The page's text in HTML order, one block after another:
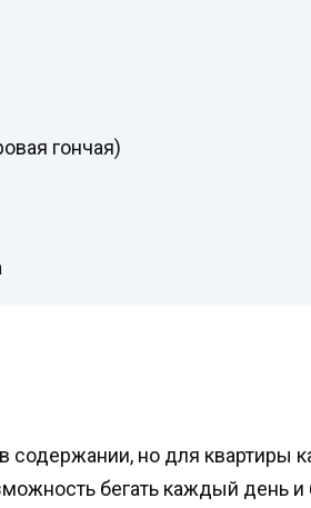
гончая)
но для квартиры
бегать каждый день и